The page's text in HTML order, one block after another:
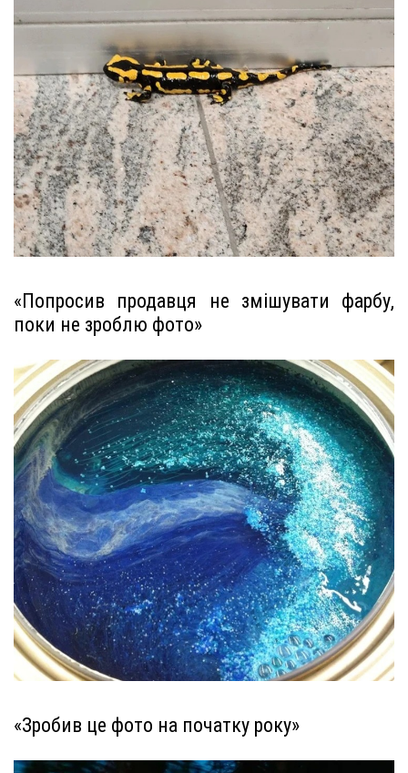
«Попросив продавця не змішувати фарбу,
поки не зроблю фото»
«Зробив це фото на початку року»